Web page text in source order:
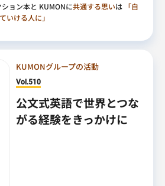
ョン本と KUMONに共通する思いは 「自
いける人に」
KUMONグループの活動
Vol.510
公文式英語で世界とつな
がる経験をきっかけに